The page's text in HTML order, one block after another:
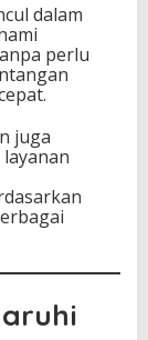
dalam
perlu
juga